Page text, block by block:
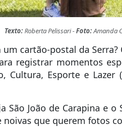
Texto:Roberta Pelissari -Foto:Amanda
cartão-postal da
registrar momentos
Cultura, Esporte e
São João de Carapina e
que querem fotos